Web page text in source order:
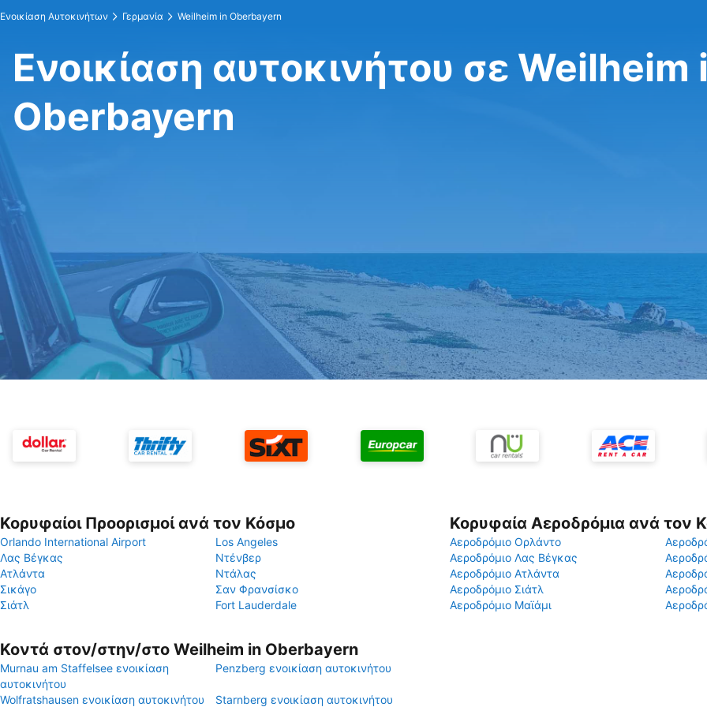
Ενοικίαση Αυτοκινήτων Γερμανία Weilheim in Oberbayern
Ενοικίαση αυτοκινήτου σε Weilheim
Oberbayern
Κορυφαίοι Προορισμοί ανά τον Κόσμο
Orlando International Airport
Los Angeles
Λας Βέγκας
Ντένβερ
Ατλάντα
Ντάλας
Σικάγο
Σαν Φρανσίσκο
Σιάτλ
Fort Lauderdale
Κορυφαία Αεροδρόμια ανά τον
Αεροδρόμιο Ορλάντο
Αεροδρόμιο Λας Βέγκας
Αεροδρόμιο Ατλάντα
Αεροδρόμιο Σιάτλ
Αεροδρόμιο Μαϊάμι
Κοντά στον/στην/στο Weilheim in Oberbayern
Murnau am Staffelsee ενοικίαση
αυτοκινήτου
Penzberg ενοικίαση αυτοκινήτου
Wolfratshausen ενοικίαση αυτοκινήτου Starnberg ενοικίαση αυτοκινήτου